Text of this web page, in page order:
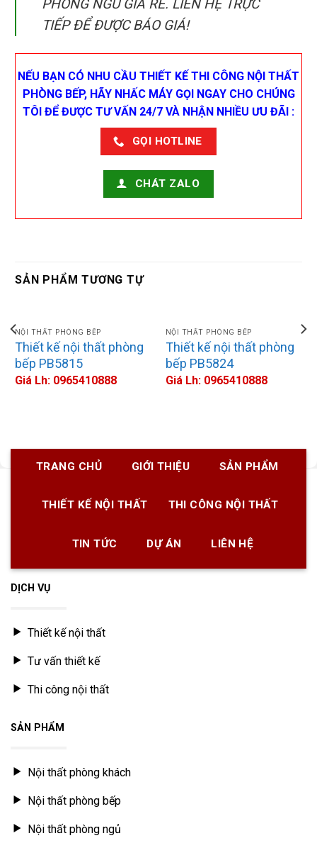
PHÒNG NGỦ GIÁ RẺ. LIÊN HỆ TRỰC
TIẾP ĐỂ ĐƯỢC BÁO GIÁ!
NẾU BẠN CÓ NHU CẦU THIẾT KẾ THI CÔNG NỘI THẤT
PHÒNG BẾP, HÃY NHẤC MÁY GỌI NGAY CHO CHÚNG
TÔI ĐỂ ĐƯỢC TƯ VẤN 24/7 VÀ NHẬN NHIỀU ƯU ĐÃI :
GỌI HOTLINE
CHÁT ZALO
SẢN PHẨM TƯƠNG TỰ
NỘI THẤT PHÒNG BẾP
Thiết kế nội thất phòng
bếp PB5815
Giá Lh: 0965410888
NỘI THẤT PHÒNG BẾP
Thiết kế nội thất phòng
bếp PB5824
Giá Lh: 0965410888
TRANG CHỦ GIỚI THIỆU SẢN PHẨM
THIẾT KẾ NỘI THẤT THI CÔNG NỘI THẤT
TIN TỨC DỰ ÁN LIÊN HỆ
DỊCH VỤ
Thiết kế nội thất
Tư vấn thiết kế
Thi công nội thất
SẢN PHẨM
Nội thất phòng khách
Nội thất phòng bếp
Nội thất phòng ngủ